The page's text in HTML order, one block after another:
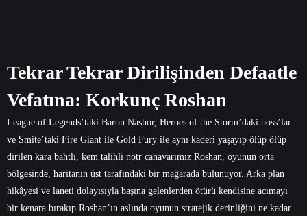
Tekrar Tekrar Dirilişinden Defaatle
Vefatına: Korkunç Roshan
League of Legends’taki Baron Nashor, Heroes of the Storm’daki boss’lar
ve Smite’taki Fire Giant ile Gold Fury ile aynı kaderi yaşayıp ölüp ölüp
dirilen kara bahtlı, kem talihli nötr canavarımız Roshan, oyunun orta
bölgesinde, haritanın üst tarafındaki bir mağarada bulunuyor. Arka plan
hikâyesi ve laneti dolayısıyla başına gelenlerden ötürü kendisine acımayı
bir kenara bırakıp Roshan’ın aslında oyunun stratejik derinliğini ne kadar